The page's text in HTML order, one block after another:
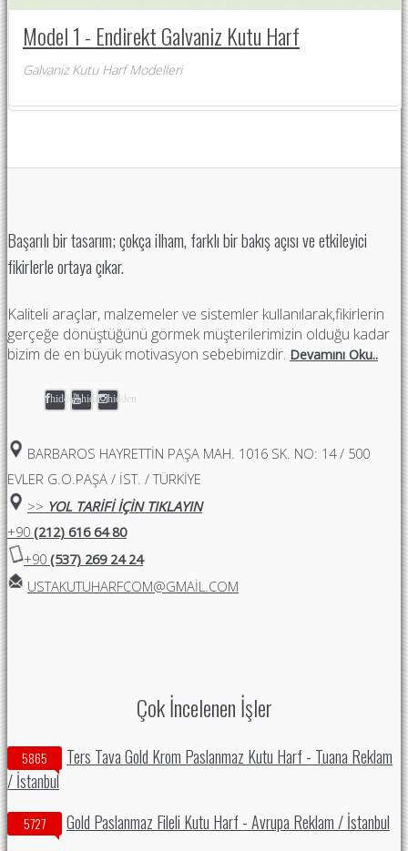
Model 1 - Endirekt Galvaniz Kutu Harf
Galvaniz Kutu Harf Modelleri
Başarılı bir tasarım; çokça ilham, farklı bir bakış açısı ve etkileyici
fikirlerle ortaya çıkar.
Kaliteli araçlar, malzemeler ve sistemler kullanılarak,fikirlerin
gerçeğe dönüştüğünü görmek müşterilerimizin olduğu kadar
bizim de en büyük motivasyon sebebimizdir. Devamını Oku..
hidden hiddenhidden
BARBAROS HAYRETTIN PAŞA MAH. 1016 SK. NO: 14 / 500
EVLER G.O.PAŞA / İST. / TÜRKİYE
>> YOL TARİFİ İÇİN TIKLAYIN
+90 (212) 616 64 80
+90 (537) 269 24 24
USTAKUTUHARFCOM@GMAIL.COM
Çok İncelenen İşler
5865
Ters Tava Gold Krom Paslanmaz Kutu Harf - Tuana Reklam
/ İstanbul
5727 Gold Paslanmaz Fileli Kutu Harf - Avrupa Reklam / İstanbul